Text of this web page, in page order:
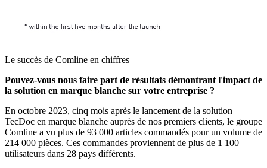
Le succès de Comline en chiffres
Pouvez-vous nous faire part de résultats démontrant l'impact de
la solution en marque blanche sur votre entreprise ?
En octobre 2023, cinq mois après le lancement de la solution
TecDoc en marque blanche auprès de nos premiers clients, le groupe
Comline a vu plus de 93 000 articles commandés pour un volume de
214 000 pièces. Ces commandes proviennent de plus de 1 100
utilisateurs dans 28 pays différents.